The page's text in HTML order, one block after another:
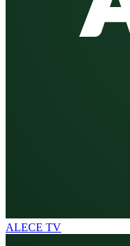
ALECE TV